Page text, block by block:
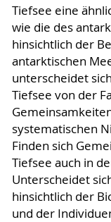
Tiefsee eine
wie die des
hinsichtlich der
antarktischen
unterscheidet
Tiefsee von der
systematischen
Finden sich
Tiefsee auch in
Unterscheidet
hinsichtlich der
und der